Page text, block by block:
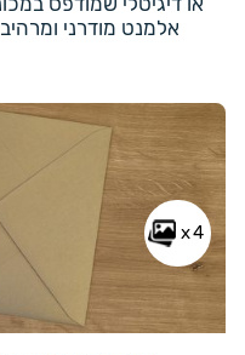
אלמנט מודרני
x4